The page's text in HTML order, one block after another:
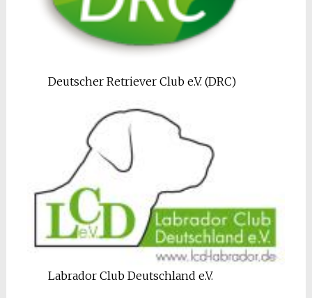
Deutscher Retriever Club e.V. (DRC)
Labrador Club Deutschland e.V.